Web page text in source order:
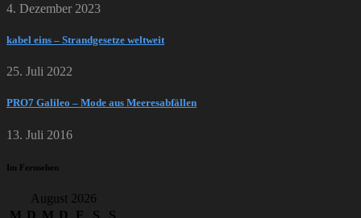
4. Dezember 2023
kabel eins – Strandgesetze weltweit
25. Juli 2022
PRO7 Galileo – Mode aus Meeresabfällen
13. Juli 2016
Im Fernsehen
August 2026